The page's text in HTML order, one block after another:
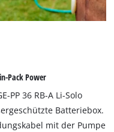
Pack Power
PP 36 RB-A Li-Solo
Batteriebox.
mit der Pumpe